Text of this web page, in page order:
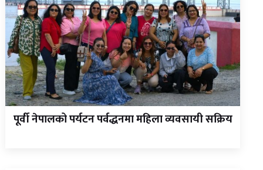
पूर्वी नेपालको पर्यटन पर्वद्धनमा महिला व्यवसायी सक्रिय